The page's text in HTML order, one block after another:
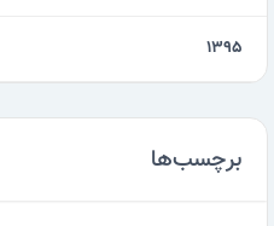
۱۳۹۵
برچسب‌ها